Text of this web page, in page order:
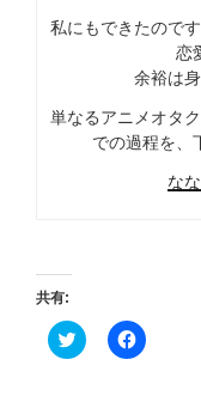
私にもできたので
恋
余裕は
単なるアニメオタ
での過程を、
な
共有:
ク
リ
F
a